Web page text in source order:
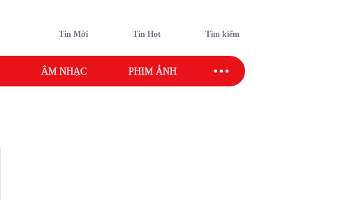
Tin Mới Tin Hot Tìm kiếm
ÂM NHẠC PHIM ẢNH SAO SPORT